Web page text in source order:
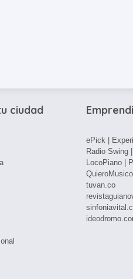
ciudad
ePick |
Radio Swing
LocoPiano |
tuvan.co